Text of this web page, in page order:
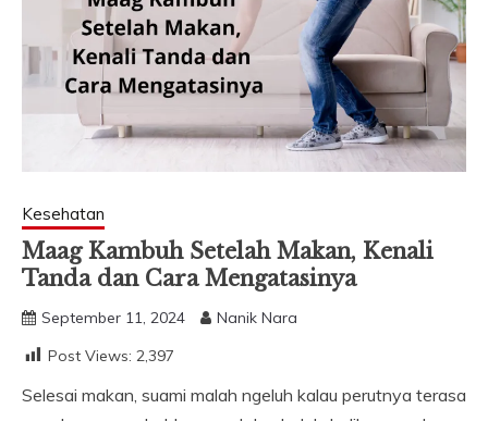
Kesehatan
Maag Kambuh Setelah Makan, Kenali
Tanda dan Cara Mengatasinya
September 11, 2024
Nanik Nara
Post Views: 2,397
Selesai makan, suami malah ngeluh kalau perutnya terasa